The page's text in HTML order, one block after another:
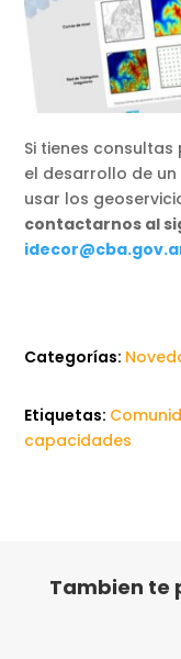
Si tienes
el desarrollo de
usar los
contactarnos al
Categorías:
Etiquetas:
capacidades
Tambien te